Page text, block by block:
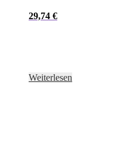
29,74 €
Weiterlesen